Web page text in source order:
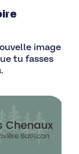
image
tu fasses